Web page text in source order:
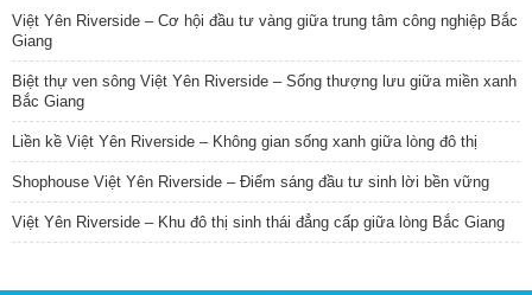
Việt Yên Riverside – Cơ hội đầu tư vàng giữa trung tâm công nghiệp Bắc
Giang
Biệt thự ven sông Việt Yên Riverside – Sống thượng lưu giữa miền xanh
Bắc Giang
Liền kề Việt Yên Riverside – Không gian sống xanh giữa lòng đô thị
Shophouse Việt Yên Riverside – Điểm sáng đầu tư sinh lời bền vững
Việt Yên Riverside – Khu đô thị sinh thái đẳng cấp giữa lòng Bắc Giang